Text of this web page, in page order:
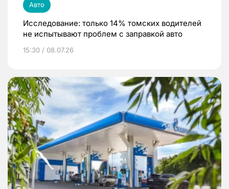
Авто
Исследование: только 14% томских водителей
не испытывают проблем с заправкой авто
15:30 / 08.07.26